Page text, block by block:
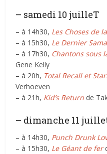
– samedi 10 juilleT
– à 14h30, Les Choses de
– à 15h30, Le Dernier
– à 17h30, Chantons sous
Gene Kelly
– à 20h, Total Recall et
Verhoeven
– à 21h, Kid’s Return de
– dimanche 11
– à 14h30, Punch Drunk
– à 15h30, Le Géant de fer